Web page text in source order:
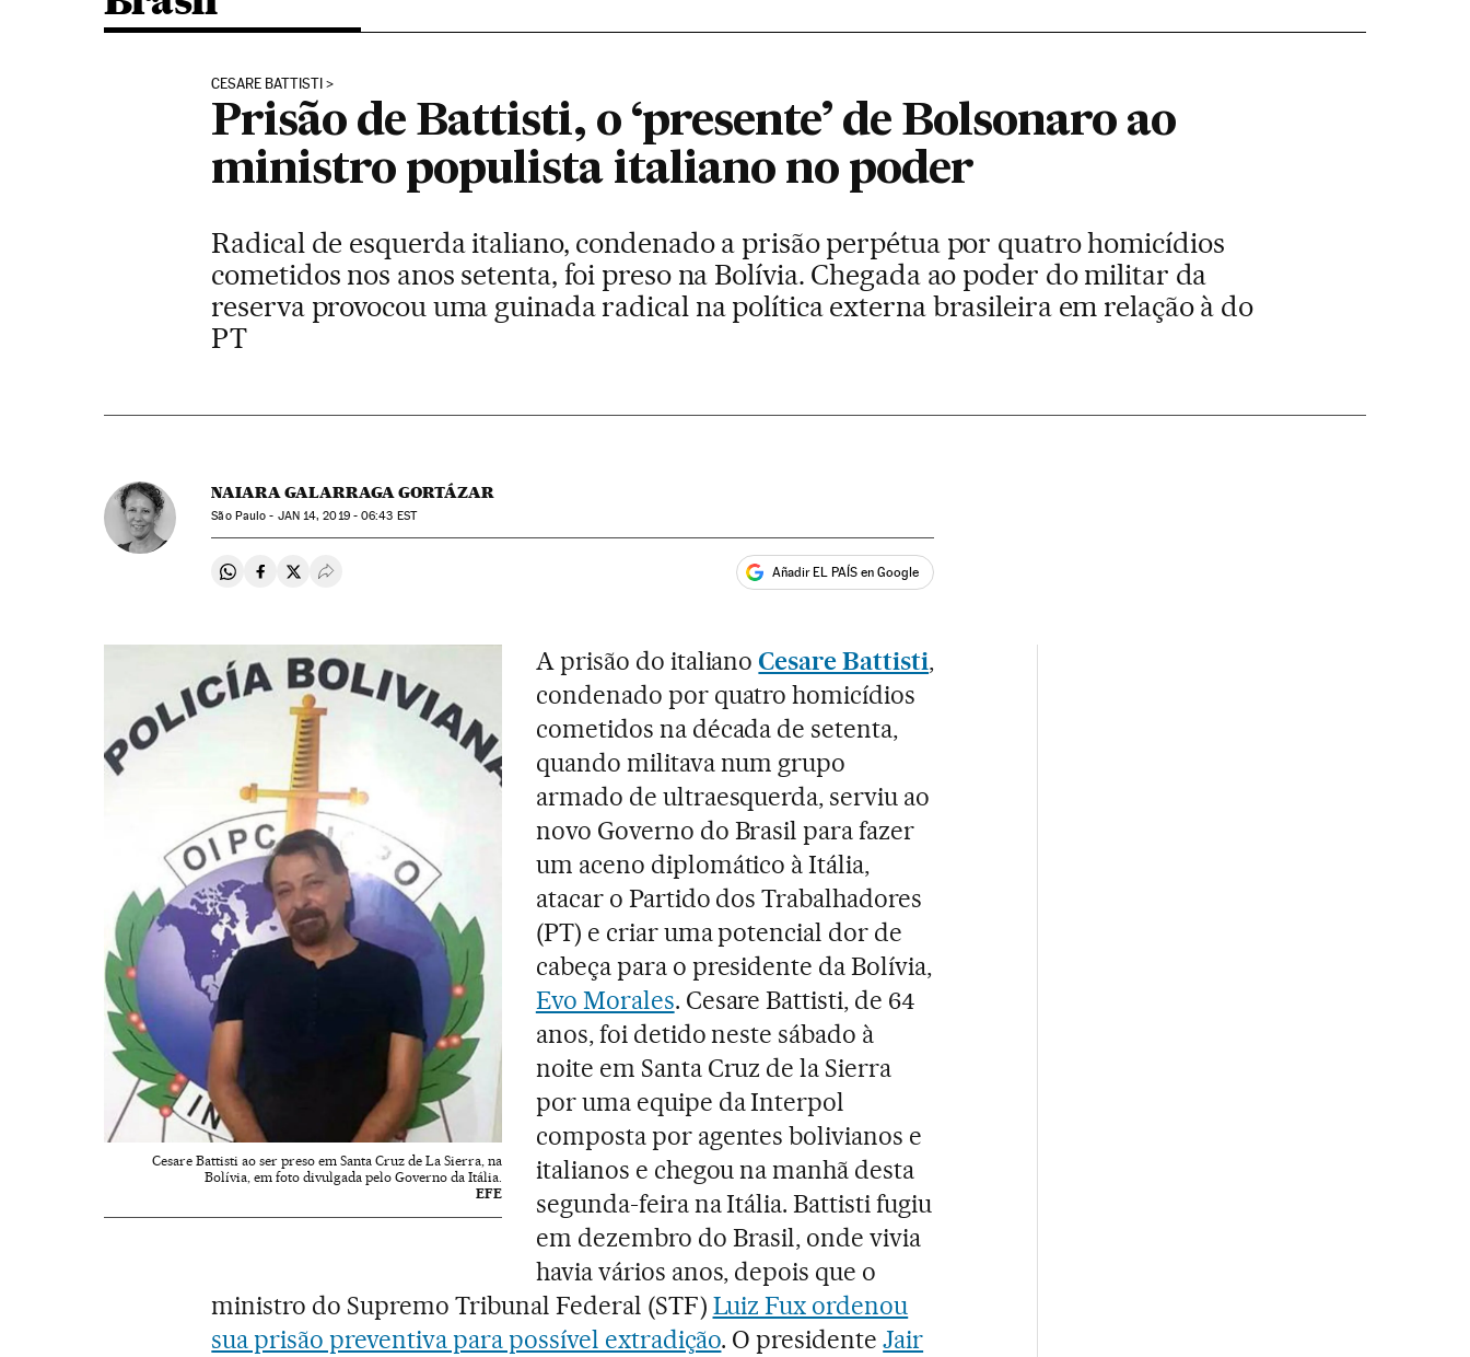
CESARE BATTISTI
Prisão de Battisti, o ‘presente’ de Bolsonaro ao
ministro populista italiano no poder
Radical de esquerda italiano, condenado a prisão perpétua por quatro homicídios
cometidos nos anos setenta, foi preso na Bolívia. Chegada ao poder do militar da
reserva provocou uma guinada radical na política externa brasileira em relação à do
PT
NAIARA GALARRAGA GORTÁZAR
São Paulo - JAN14, 2019 - 06:43 EST
Compartir en Whatsapp
Compartir en Facebook
Compartir en Twitter
Desplegar Redes Sociales Añadir EL PAÍS en Google
Cesare Battisti ao ser preso em Santa Cruz de La Sierra, na
Bolívia, em foto divulgada pelo Governo da Itália.
EFE
A prisão do italiano Cesare Battisti,
condenado por quatro homicídios
cometidos na década de setenta,
quando militava num grupo
armado de ultraesquerda, serviu ao
novo Governo do Brasil para fazer
um aceno diplomático à Itália,
atacar o Partido dos Trabalhadores
(PT) e criar uma potencial dor de
cabeça para o presidente da Bolívia,
Evo Morales. Cesare Battisti, de 64
anos, foi detido neste sábado à
noite em Santa Cruz de la Sierra
por uma equipe da Interpol
composta por agentes bolivianos e
italianos e chegou na manhã desta
segunda-feira na Itália. Battisti fugiu
em dezembro do Brasil, onde vivia
havia vários anos, depois que o
ministro do Supremo Tribunal Federal (STF) Luiz Fux ordenou
sua prisão preventiva para possível extradição. O presidenteJair